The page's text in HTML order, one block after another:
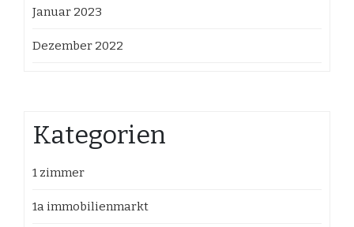
Januar 2023
Dezember 2022
Kategorien
1 zimmer
1a immobilienmarkt